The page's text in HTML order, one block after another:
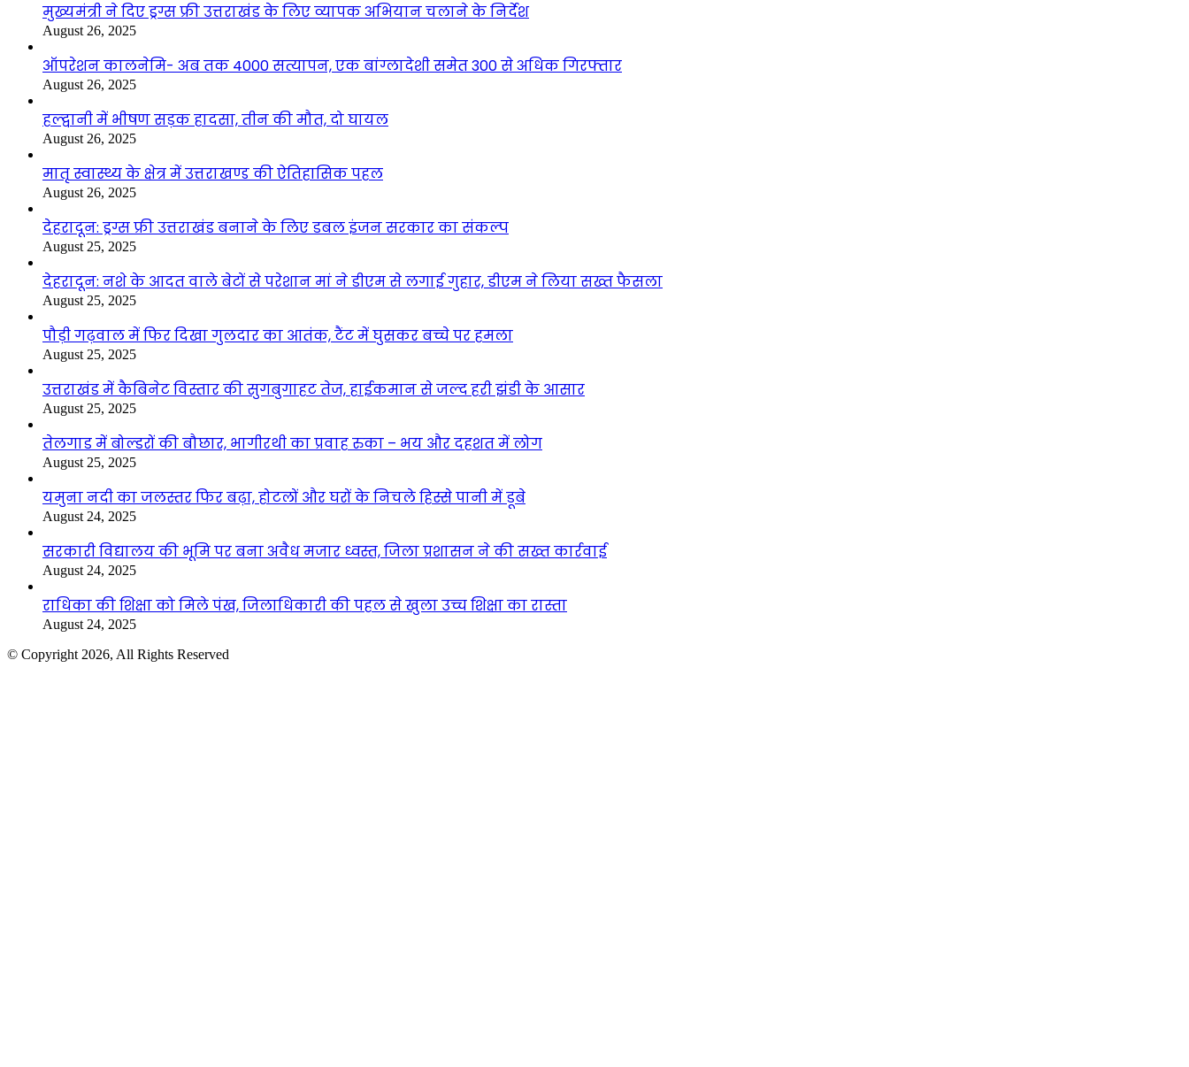
मुख्यमंत्री ने दिए ड्रग्स फ्री उत्तराखंड के लिए व्यापक अभियान चलाने के निर्देश
August 26, 2025
ऑपरेशन कालनेमि- अब तक 4000 सत्यापन, एक बांग्लादेशी समेत 300 से अधिक गिरफ्तार
August 26, 2025
हल्द्वानी में भीषण सड़क हादसा, तीन की मौत, दो घायल
August 26, 2025
मातृ स्वास्थ्य के क्षेत्र में उत्तराखण्ड की ऐतिहासिक पहल
August 26, 2025
देहरादून: ड्रग्स फ्री उत्तराखंड बनाने के लिए डबल इंजन सरकार का संकल्प
August 25, 2025
देहरादून: नशे के आदत वाले बेटों से परेशान मां ने डीएम से लगाई गुहार, डीएम ने लिया सख्त फैसला
August 25, 2025
पौड़ी गढ़वाल में फिर दिखा गुलदार का आतंक, टैंट में घुसकर बच्चे पर हमला
August 25, 2025
उत्तराखंड में कैबिनेट विस्तार की सुगबुगाहट तेज, हाईकमान से जल्द हरी झंडी के आसार
August 25, 2025
तेलगाड में बोल्डरों की बौछार, भागीरथी का प्रवाह रुका – भय और दहशत में लोग
August 25, 2025
यमुना नदी का जलस्तर फिर बढ़ा, होटलों और घरों के निचले हिस्से पानी में डूबे
August 24, 2025
सरकारी विद्यालय की भूमि पर बना अवैध मजार ध्वस्त, जिला प्रशासन ने की सख्त कार्रवाई
August 24, 2025
राधिका की शिक्षा को मिले पंख, जिलाधिकारी की पहल से खुला उच्च शिक्षा का रास्ता
August 24, 2025
© Copyright 2026, All Rights Reserved